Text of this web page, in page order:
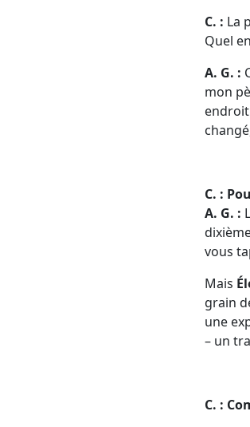
C. : La
Quel
A. G. :
mon
endroit
C. :
A. G. :
vous
Mais
grain
une
– un
C. :